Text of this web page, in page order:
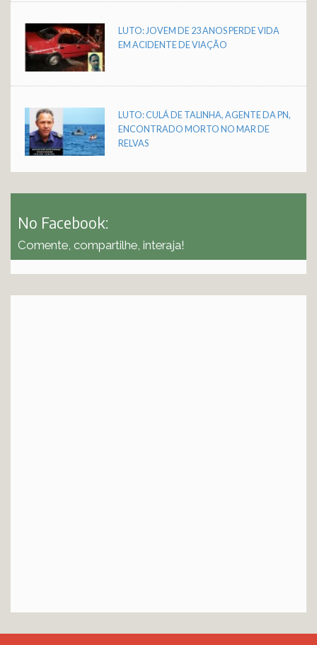
LUTO: JOVEM DE 23 ANOS PERDE VIDA
EM ACIDENTE DE VIAÇÃO
LUTO: CULÁ DE TALINHA, AGENTE DA PN,
ENCONTRADO MORTO NO MAR DE
RELVAS
No Facebook:
Comente, compartilhe, interaja!